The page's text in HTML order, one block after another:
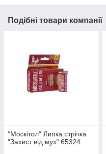
Подібні товари компанії
"Москітол" Липка стрічка
"Захист від мух" 65324